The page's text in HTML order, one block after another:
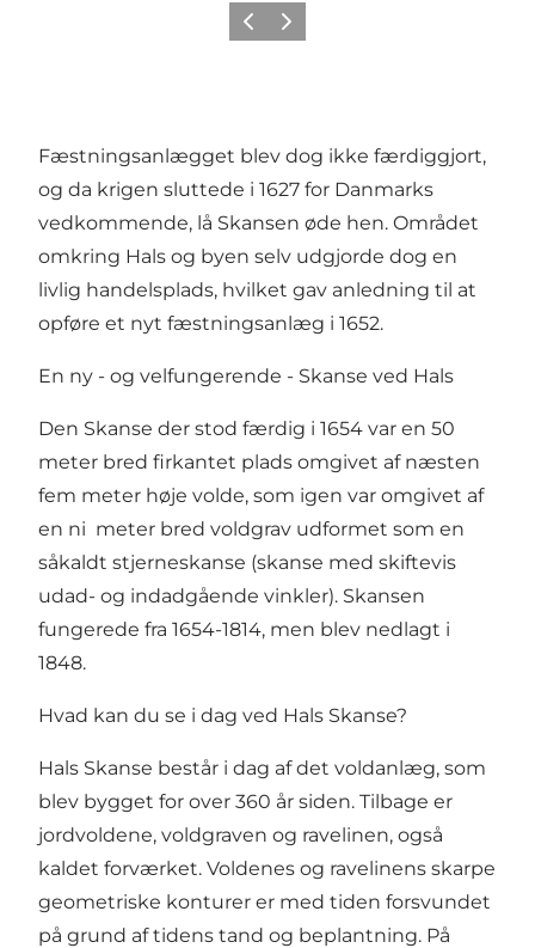
ForrigeNæste
Fæstningsanlægget blev dog ikke færdiggjort,
og da krigen sluttede i 1627 for Danmarks
vedkommende, lå Skansen øde hen. Området
omkring Hals og byen selv udgjorde dog en
livlig handelsplads, hvilket gav anledning til at
opføre et nyt fæstningsanlæg i 1652.
En ny - og velfungerende - Skanse ved Hals
Den Skanse der stod færdig i 1654 var en 50
meter bred firkantet plads omgivet af næsten
fem meter høje volde, som igen var omgivet af
en ni meter bred voldgrav udformet som en
såkaldt stjerneskanse (skanse med skiftevis
udad- og indadgående vinkler). Skansen
fungerede fra 1654-1814, men blev nedlagt i
1848.
Hvad kan du se i dag ved Hals Skanse?
Hals Skanse består i dag af det voldanlæg, som
blev bygget for over 360 år siden. Tilbage er
jordvoldene, voldgraven og ravelinen, også
kaldet forværket. Voldenes og ravelinens skarpe
geometriske konturer er med tiden forsvundet
på grund af tidens tand og beplantning. På